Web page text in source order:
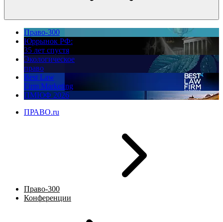
Право-300
Юррынок РФ:
35 лет спустя
Экологическое
право
Best Law
Firm Marketing
ПМЮФ 2026
ПРАВО.ru
Право-300
Конференции